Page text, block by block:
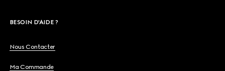
BESOIN D'AIDE ?
Nous Contacter
Ma Commande